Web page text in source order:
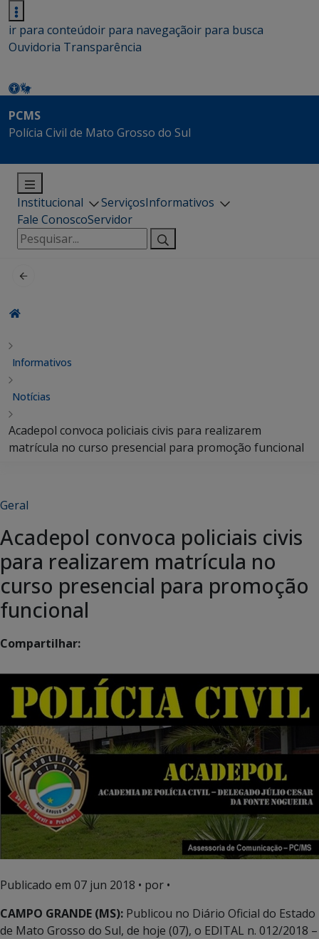
ir para conteúdoir para navegaçãoir para busca
Ouvidoria Transparência
PCMS
Polícia Civil de Mato Grosso do Sul
Institucional ServiçosInformativos
Fale ConoscoServidor
Pesquisar
por:
Informativos
Notícias
Acadepol convoca policiais civis para realizarem
matrícula no curso presencial para promoção funcional
Geral
Acadepol convoca policiais civis
para realizarem matrícula no
curso presencial para promoção
funcional
Compartilhar:
Publicado em 07 jun 2018 • por •
CAMPO GRANDE (MS): Publicou no Diário Oficial do Estado
de Mato Grosso do Sul, de hoje (07), o EDITAL n. 012/2018 –